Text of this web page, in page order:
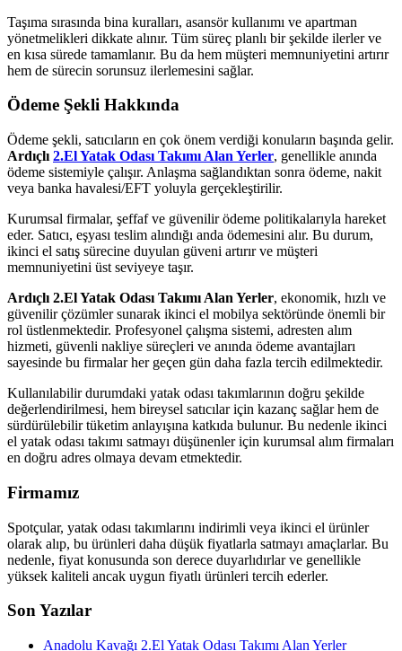
Taşıma sırasında bina kuralları, asansör kullanımı ve apartman
yönetmelikleri dikkate alınır. Tüm süreç planlı bir şekilde ilerler ve
en kısa sürede tamamlanır. Bu da hem müşteri memnuniyetini artırır
hem de sürecin sorunsuz ilerlemesini sağlar.
Ödeme Şekli Hakkında
Ödeme şekli, satıcıların en çok önem verdiği konuların başında gelir.
Ardıçlı 2.El Yatak Odası Takımı Alan Yerler, genellikle anında
ödeme sistemiyle çalışır. Anlaşma sağlandıktan sonra ödeme, nakit
veya banka havalesi/EFT yoluyla gerçekleştirilir.
Kurumsal firmalar, şeffaf ve güvenilir ödeme politikalarıyla hareket
eder. Satıcı, eşyası teslim alındığı anda ödemesini alır. Bu durum,
ikinci el satış sürecine duyulan güveni artırır ve müşteri
memnuniyetini üst seviyeye taşır.
Ardıçlı 2.El Yatak Odası Takımı Alan Yerler, ekonomik, hızlı ve
güvenilir çözümler sunarak ikinci el mobilya sektöründe önemli bir
rol üstlenmektedir. Profesyonel çalışma sistemi, adresten alım
hizmeti, güvenli nakliye süreçleri ve anında ödeme avantajları
sayesinde bu firmalar her geçen gün daha fazla tercih edilmektedir.
Kullanılabilir durumdaki yatak odası takımlarının doğru şekilde
değerlendirilmesi, hem bireysel satıcılar için kazanç sağlar hem de
sürdürülebilir tüketim anlayışına katkıda bulunur. Bu nedenle ikinci
el yatak odası takımı satmayı düşünenler için kurumsal alım firmaları
en doğru adres olmaya devam etmektedir.
Firmamız
Spotçular, yatak odası takımlarını indirimli veya ikinci el ürünler
olarak alıp, bu ürünleri daha düşük fiyatlarla satmayı amaçlarlar. Bu
nedenle, fiyat konusunda son derece duyarlıdırlar ve genellikle
yüksek kaliteli ancak uygun fiyatlı ürünleri tercih ederler.
Son Yazılar
Anadolu Kavağı 2.El Yatak Odası Takımı Alan Yerler